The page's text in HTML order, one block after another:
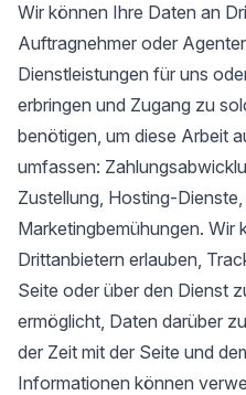
Wir können Ihre Daten an
Auftragnehmer oder
Dienstleistungen für uns
erbringen und Zugang zu
benötigen, um diese Arbeit
umfassen:
Zustellung, Hosting-
Marketingbemühungen. Wir
Drittanbietern erlauben,
Seite oder über den Dienst
ermöglicht, Daten darüber
der Zeit mit der Seite und
Informationen können